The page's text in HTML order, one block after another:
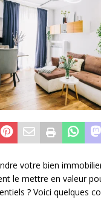
votre bien
le mettre en valeur
? Voici quelques